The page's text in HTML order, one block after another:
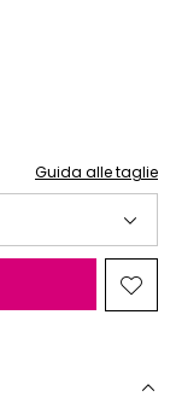
Guida alle taglie
nella